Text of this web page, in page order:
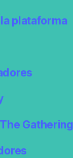
plataforma
Gathering